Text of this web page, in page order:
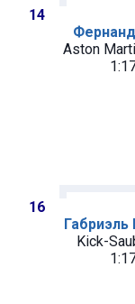
14
Aston
16
Kick-